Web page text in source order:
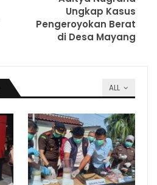
Ungkap Kasus
Pengeroyokan Berat
di Desa Mayang
ALL